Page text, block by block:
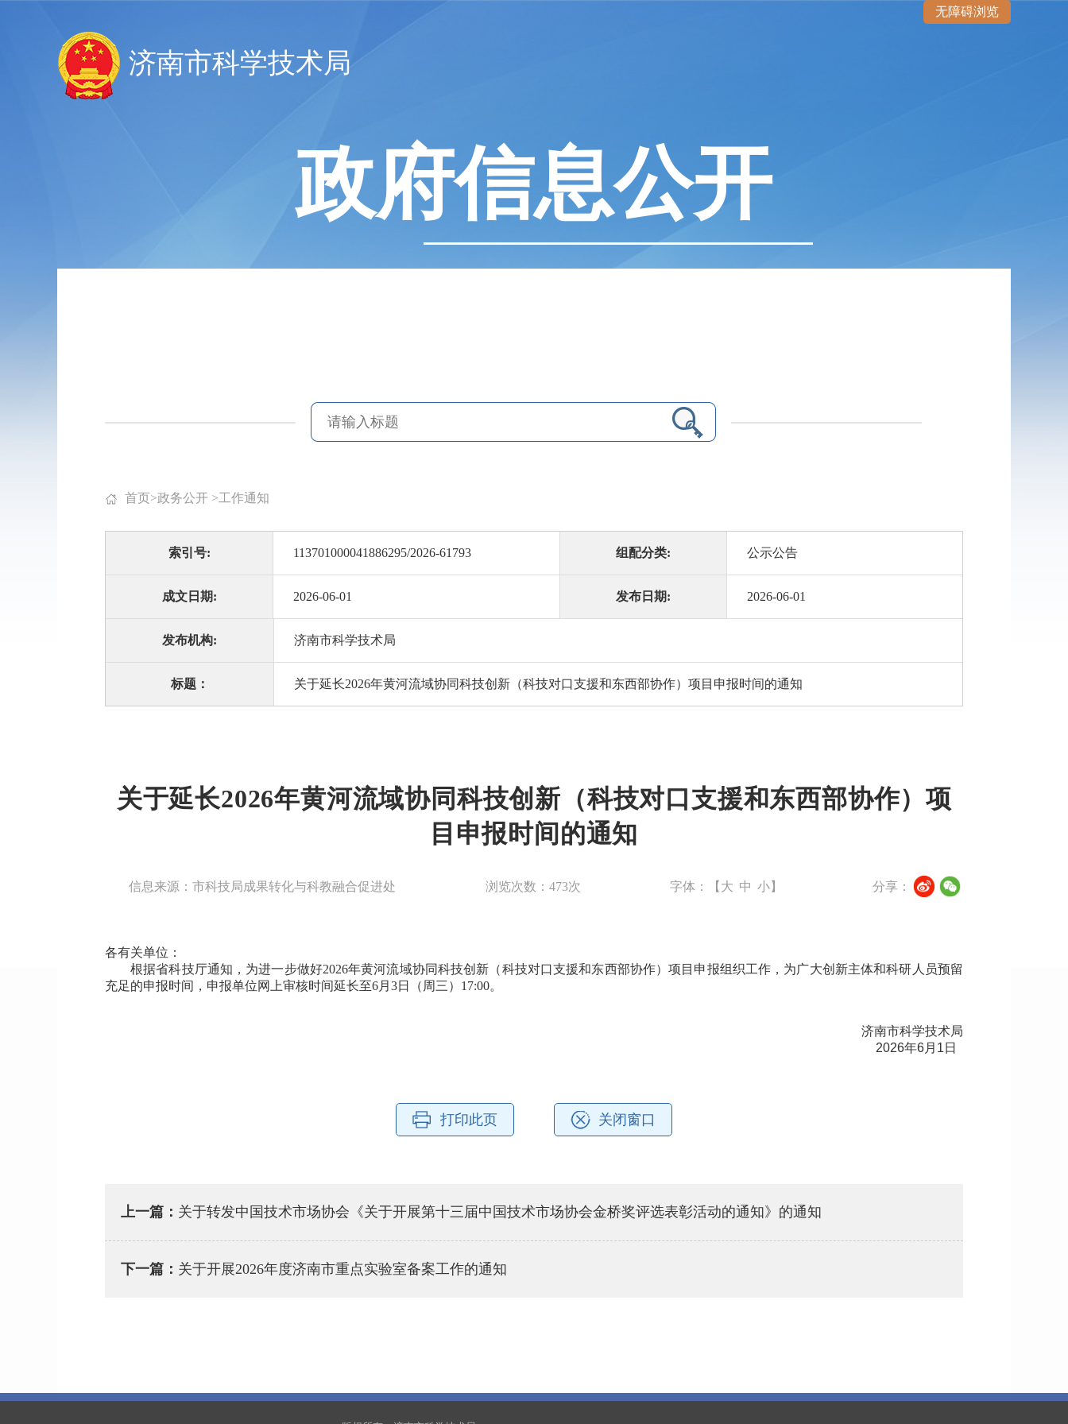
无障碍浏览
济南市科学技术局
政府信息公开
首页>政务公开 >工作通知
索引号: 113701000041886295/2026-61793 组配分类: 公示公告
成文日期: 2026-06-01 发布日期: 2026-06-01
发布机构: 济南市科学技术局
标题： 关于延长2026年黄河流域协同科技创新（科技对口支援和东西部协作）项目申报时间的通知
关于延长2026年黄河流域协同科技创新（科技对口支援和东西部协作）项
目申报时间的通知
信息来源：市科技局成果转化与科教融合促进处 浏览次数： 473次 字体：【 大 中 小】 分享：
各有关单位：
根据省科技厅通知，为进一步做好2026年黄河流域协同科技创新（科技对口支援和东西部协作）项目申报组织工作，为广大创新主体和科研人员预留
充足的申报时间， 申报单位网上审核时间延长至6月3日（周三）17:00。
济南市科学技术局
2026年6月1日
打印此页 关闭窗口
上一篇： 关于转发中国技术市场协会《关于开展第十三届中国技术市场协会金桥奖评选表彰活动的通知》的通知
下一篇： 关于开展2026年度济南市重点实验室备案工作的通知